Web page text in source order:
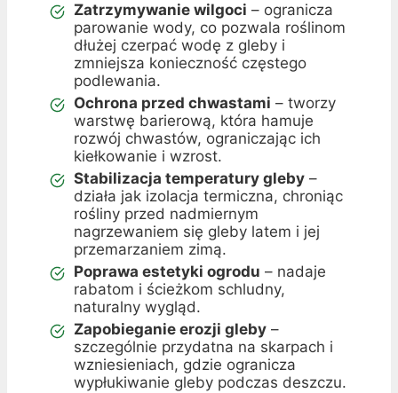
Zatrzymywanie wilgoci – ogranicza
parowanie wody, co pozwala roślinom
dłużej czerpać wodę z gleby i
zmniejsza konieczność częstego
podlewania.
Ochrona przed chwastami – tworzy
warstwę barierową, która hamuje
rozwój chwastów, ograniczając ich
kiełkowanie i wzrost.
Stabilizacja temperatury gleby –
działa jak izolacja termiczna, chroniąc
rośliny przed nadmiernym
nagrzewaniem się gleby latem i jej
przemarzaniem zimą.
Poprawa estetyki ogrodu – nadaje
rabatom i ścieżkom schludny,
naturalny wygląd.
Zapobieganie erozji gleby –
szczególnie przydatna na skarpach i
wzniesieniach, gdzie ogranicza
wypłukiwanie gleby podczas deszczu.